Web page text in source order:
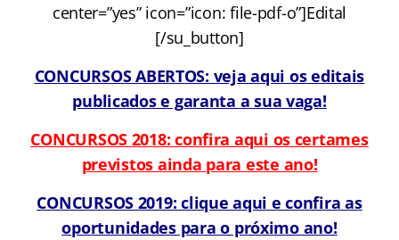
center=”yes” icon=”icon: file-pdf-o”]Edital
[/su_button]​​​​
CONCURSOS ABERTOS: veja aqui os editais
publicados e garanta a sua vaga!
CONCURSOS 2018: confira aqui os certames
previstos ainda para este ano!
CONCURSOS 2019: clique aqui e confira as
oportunidades para o próximo ano!